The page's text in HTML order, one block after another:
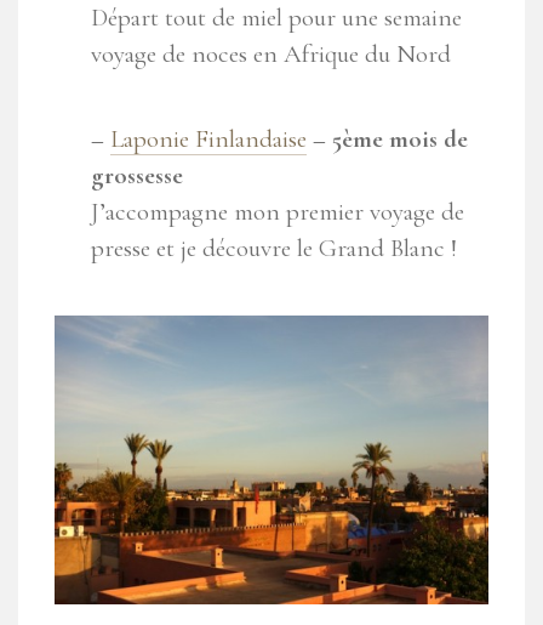
Départ tout de miel pour une semaine
voyage de noces en Afrique du Nord
– Laponie Finlandaise – 5ème mois de
grossesse
J’accompagne mon premier voyage de
presse et je découvre le Grand Blanc !